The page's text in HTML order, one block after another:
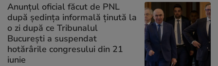
Anunțul oficial făcut de PNL
după ședința informală ținută la
o zi după ce Tribunalul
București a suspendat
hotărârile congresului din 21
iunie